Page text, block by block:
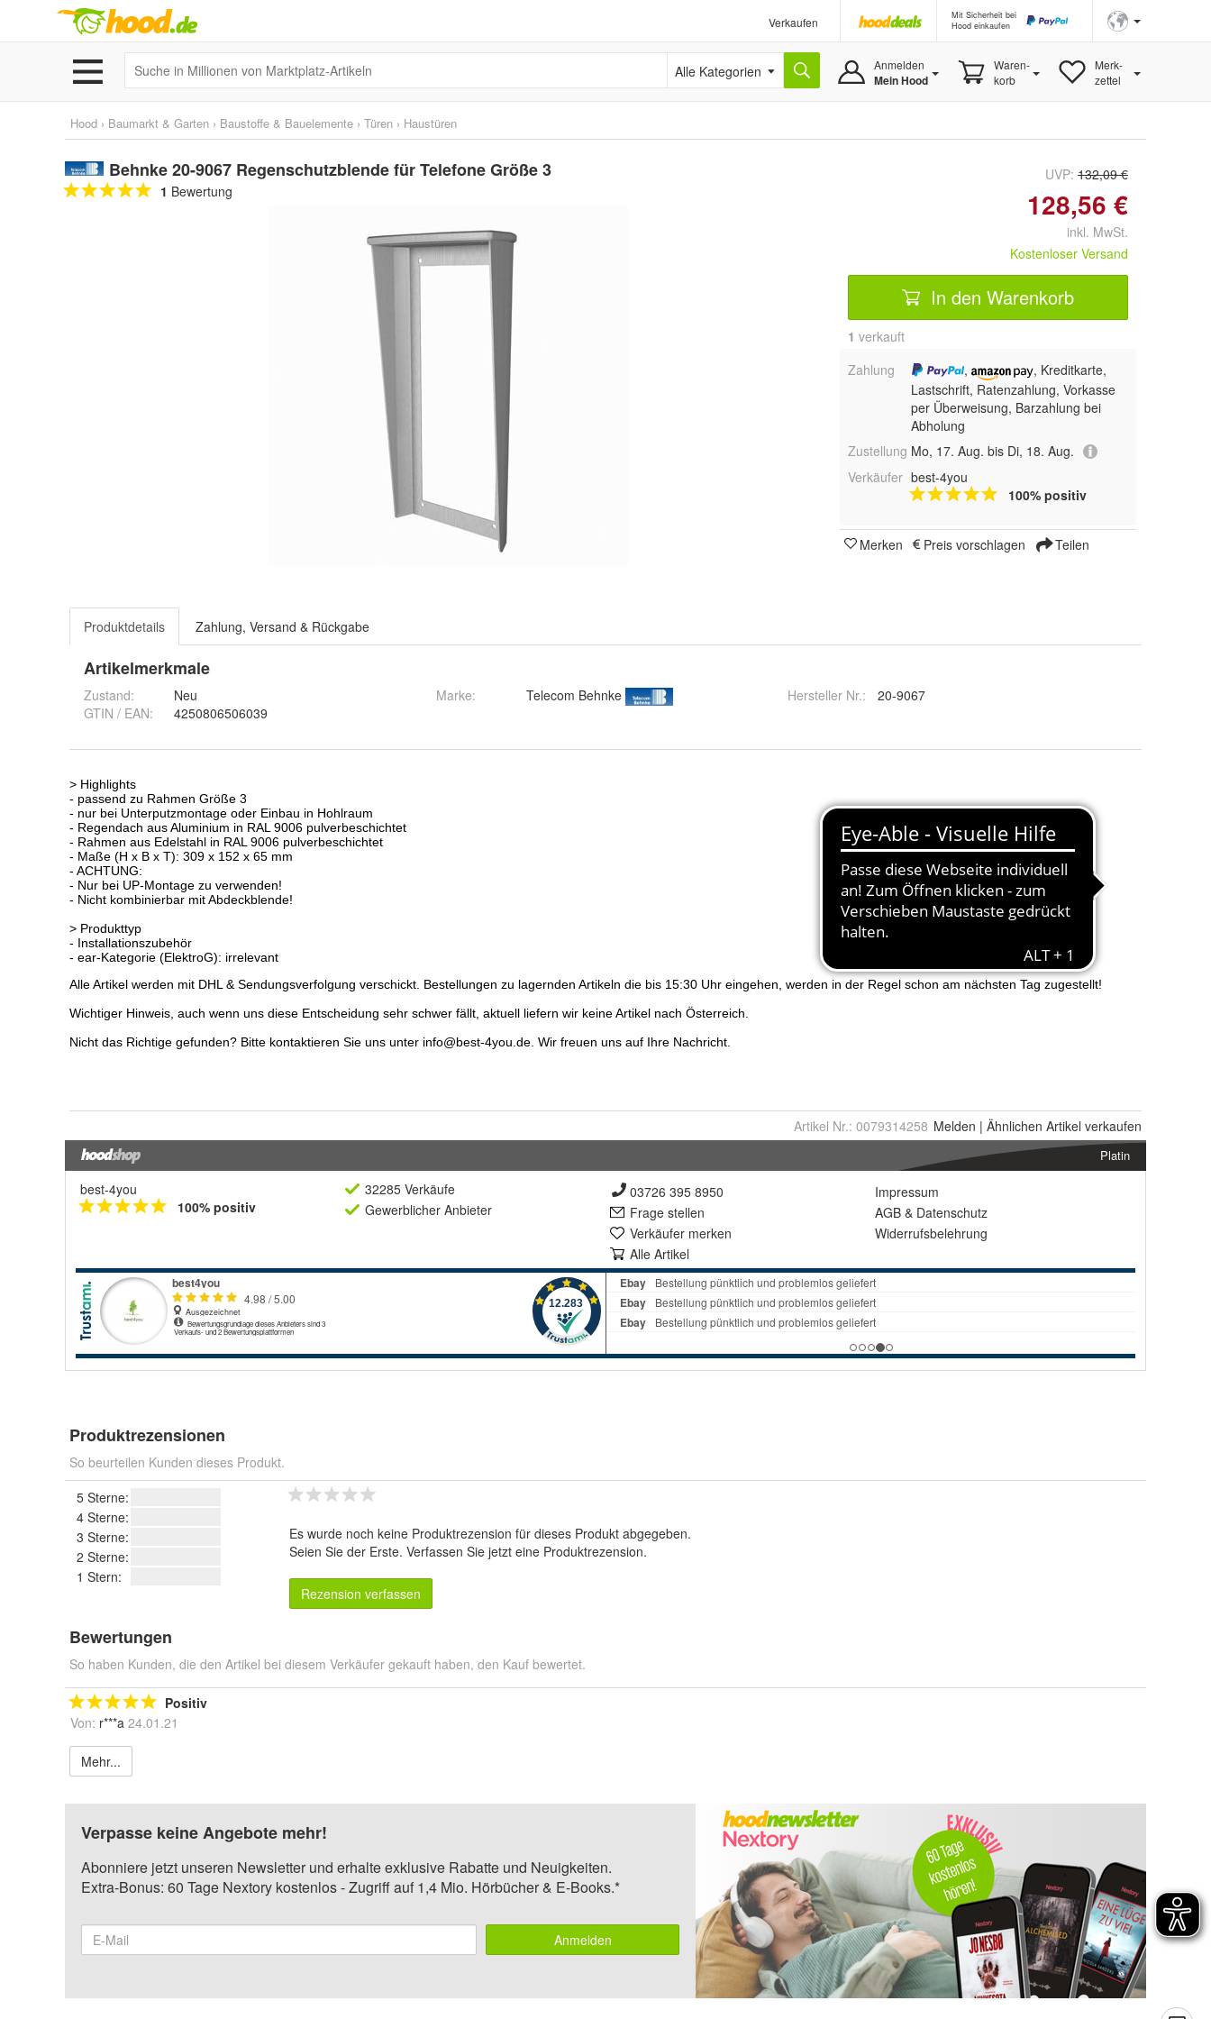
Verkaufen
Mit Sicherheit bei
Hood einkaufen
Alle Kategorien Anmelden
Mein Hood
Waren-
korb
Merk-
zettel
Hood › Baumarkt & Garten › Baustoffe & Bauelemente › Türen › Haustüren
Behnke 20-9067 Regenschutzblende für Telefone Größe 3
1 Bewertung
UVP: 132,09 €
128,56 €
inkl. MwSt.
Kostenloser Versand
In den Warenkorb
1 verkauft
Zahlung
,
, Kreditkarte,
Lastschrift, Ratenzahlung, Vorkasse
per Überweisung, Barzahlung bei
Abholung
Zustellung Mo, 17. Aug. bis Di, 18. Aug.
Verkäufer best-4you
100% positiv
Merken Preis vorschlagen Teilen
Produktdetails Zahlung, Versand & Rückgabe
Artikelmerkmale
Zustand:
Neu
GTIN / EAN:
4250806506039
Marke: Telecom Behnke Hersteller Nr.: 20-9067
Artikel Nr.: 0079314258 Melden | Ähnlichen Artikel verkaufen
Platin
best-4you
100% positiv
32285 Verkäufe
Gewerblicher Anbieter
03726 395 8950
Frage stellen
Verkäufer merken
Alle Artikel
Impressum
AGB & Datenschutz
Widerrufsbelehrung
Produktrezensionen
So beurteilen Kunden dieses Produkt.
5 Sterne:
4 Sterne:
3 Sterne:
2 Sterne:
1 Stern:
Es wurde noch keine Produktrezension für dieses Produkt abgegeben.
Seien Sie der Erste. Verfassen Sie jetzt eine Produktrezension.
Rezension verfassen
Bewertungen
So haben Kunden, die den Artikel bei diesem Verkäufer gekauft haben, den Kauf bewertet.
Positiv
Von: r***a 24.01.21
Mehr...
Verpasse keine Angebote mehr!
Abonniere jetzt unseren Newsletter und erhalte exklusive Rabatte und Neuigkeiten.
Extra-Bonus: 60 Tage Nextory kostenlos - Zugriff auf 1,4 Mio. Hörbücher & E-Books.*
Anmelden